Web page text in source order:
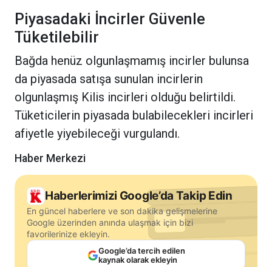
Piyasadaki İncirler Güvenle
Tüketilebilir
Bağda henüz olgunlaşmamış incirler bulunsa
da piyasada satışa sunulan incirlerin
olgunlaşmış Kilis incirleri olduğu belirtildi.
Tüketicilerin piyasada bulabilecekleri incirleri
afiyetle yiyebileceği vurgulandı.
Haber Merkezi
Haberlerimizi Google’da Takip Edin
En güncel haberlere ve son dakika gelişmelerine
Google üzerinden anında ulaşmak için bizi
favorilerinize ekleyin.
Google’da tercih edilen
kaynak olarak ekleyin